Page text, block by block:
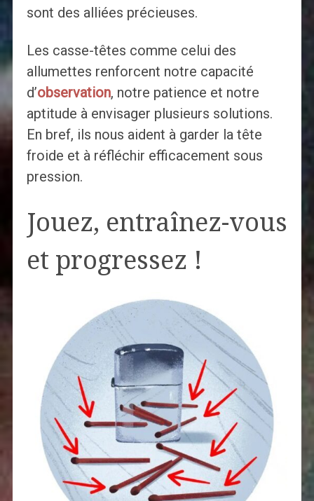
sont des alliées précieuses.
Les casse-têtes comme celui des
allumettes renforcent notre capacité
d’observation, notre patience et notre
aptitude à envisager plusieurs solutions.
En bref, ils nous aident à garder la tête
froide et à réfléchir efficacement sous
pression.
Jouez, entraînez-vous
et progressez !